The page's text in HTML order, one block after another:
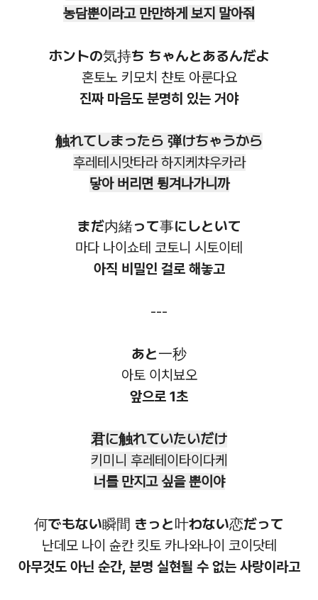
농담뿐이라고 만만하게 보지 말아줘
ホントの気持ち ちゃんとあるんだよ
혼토노 키모치 챤토 아룬다요
진짜 마음도 분명히 있는 거야
触れてしまったら 弾けちゃうから
후레테시맛타라 하지케챠우카라
닿아 버리면 튕겨나가니까
まだ内緒って事にしといて
마다 나이쇼테 코토니 시토이테
아직 비밀인 걸로 해놓고
---
あと一秒
아토 이치뵤오
앞으로 1초
君に触れていたいだけ
키미니 후레테이타이다케
너를 만지고 싶을 뿐이야
何でもない瞬間 きっと叶わない恋だって
난데모 나이 슌칸 킷토 카나와나이 코이닷테
아무것도 아닌 순간, 분명 실현될 수 없는 사랑이라고